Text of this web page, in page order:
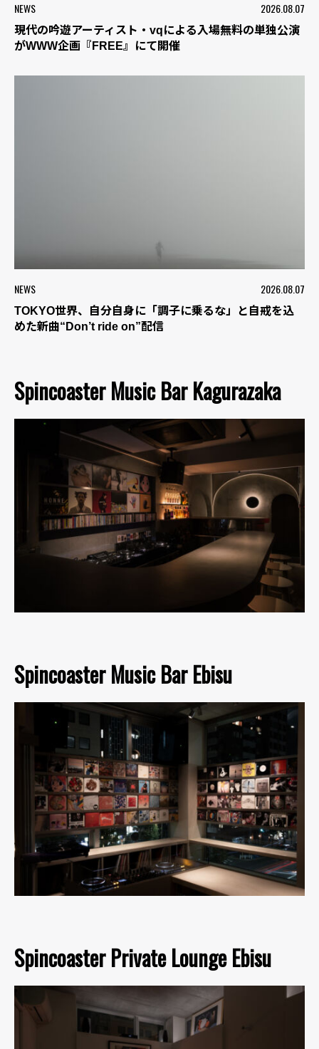
NEWS 2026.08.07
現代の吟遊アーティスト・vqによる入場無料の単独公演
がWWW企画『FREE』にて開催
NEWS 2026.08.07
TOKYO世界、自分自身に「調子に乗るな」と自戒を込
めた新曲“Don’t ride on”配信
Spincoaster Music Bar Kagurazaka
Spincoaster Music Bar Ebisu
Spincoaster Private Lounge Ebisu